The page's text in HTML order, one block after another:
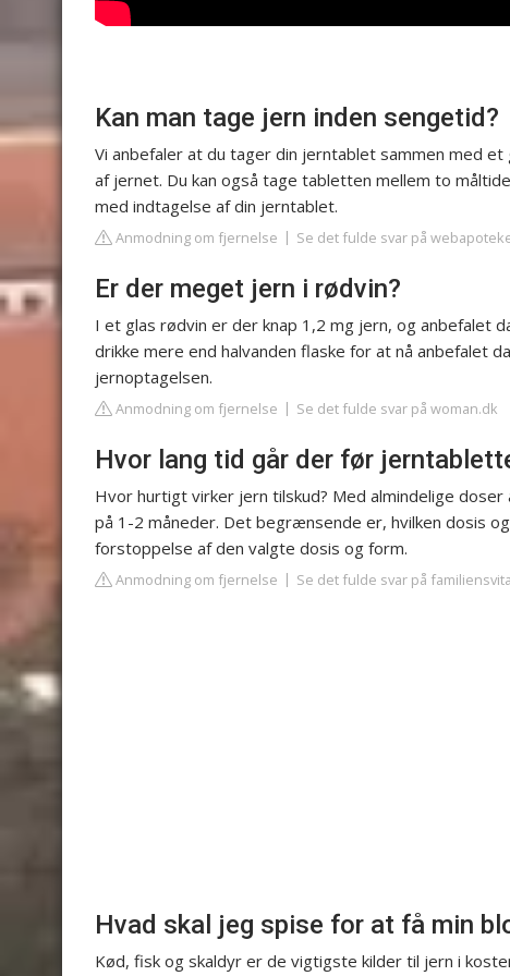
Kan man tage jern inden sengetid?
Vi anbefaler at du tager din jerntablet sammen med
af jernet. Du kan også tage tabletten mellem to
med indtagelse af din jerntablet.
Anmodning om fjernelse Se det fulde svar på
Er der meget jern i rødvin?
I et glas rødvin er der knap 1,2 mg jern, og anbefalet
drikke mere end halvanden flaske for at nå anbefalet
jernoptagelsen.
Anmodning om fjernelse Se det fulde svar på woman.dk
Hvor lang tid går der før
Hvor hurtigt virker jern tilskud? Med almindelige
på 1-2 måneder. Det begrænsende er, hvilken dosis
forstoppelse af den valgte dosis og form.
Anmodning om fjernelse Se det fulde svar på
Hvad skal jeg spise for at få min
Kød, fisk og skaldyr er de vigtigste kilder til jern i